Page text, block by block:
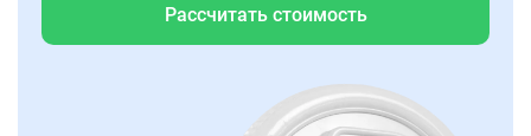
Рассчитать стоимость